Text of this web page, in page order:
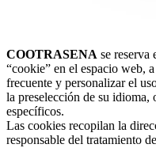
COOTRASENA se reserva
“cookie” en el espacio web,
frecuente y personalizar el
la preselección de su idioma,
específicos.
Las cookies recopilan la
responsable del tratamiento